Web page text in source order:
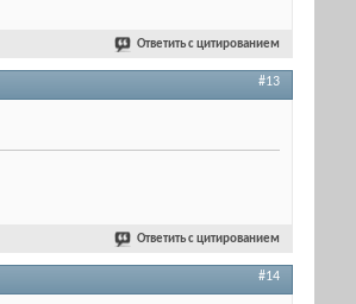
Ответить с цитированием
#13
Ответить с цитированием
#14